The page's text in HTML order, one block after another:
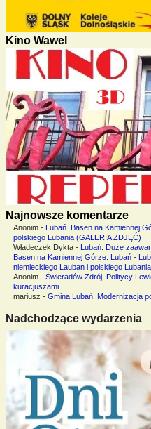
Kino Wawel
Najnowsze komentarze
Anonim-
Lubań. Basen na Kamiennej
polskiego Lubania (GALERIA ZDJĘĆ)
Władeczek Dykta-
Lubań. Duże
Basen na Kamiennej Górze. Lubań-
niemieckiego Lauban i polskiego
Anonim- Świeradów Zdrój. Politycy
kuracjuszami
mariusz - Gmina Lubań. Modernizacja
Nadchodzące wydarzenia